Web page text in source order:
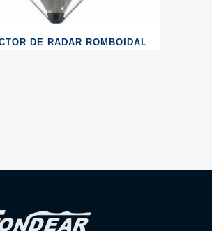
DE RADAR ROMBOIDAL